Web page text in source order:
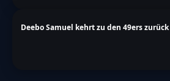
Deebo Samuel kehrt zu den 49ers zurück